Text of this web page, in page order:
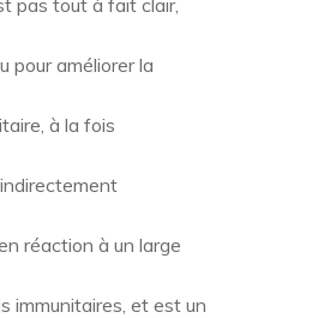
pas tout à fait clair,
pour améliorer la
à la fois
réaction à un large
immunitaires, et est un